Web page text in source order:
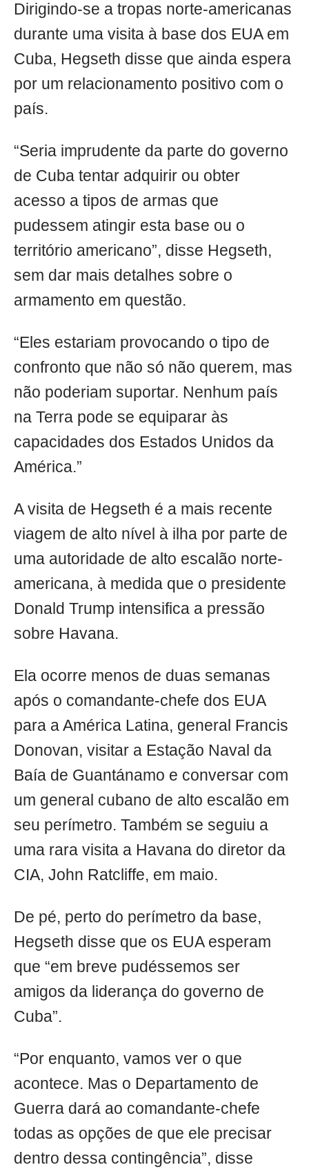
Dirigindo-se a tropas norte-americanas
durante uma visita à base dos EUA em
Cuba, Hegseth disse que ainda espera
por um relacionamento positivo com o
país.
“Seria imprudente da parte do governo
de Cuba tentar adquirir ou obter
acesso a tipos de armas que
pudessem atingir esta base ou o
território americano”, disse Hegseth,
sem dar mais detalhes sobre o
armamento em questão.
“Eles estariam provocando o tipo de
confronto que não só não querem, mas
não poderiam suportar. Nenhum país
na Terra pode se equiparar às
capacidades dos Estados Unidos da
América.”
A visita de Hegseth é a mais recente
viagem de alto nível à ilha por parte de
uma autoridade de alto escalão norte-
americana, à medida que o presidente
Donald Trump intensifica a pressão
sobre Havana.
Ela ocorre menos de duas semanas
após o comandante-chefe dos EUA
para a América Latina, general Francis
Donovan, visitar a Estação Naval da
Baía de Guantánamo e conversar com
um general cubano de alto escalão em
seu perímetro. Também se seguiu a
uma rara visita a Havana do diretor da
CIA, John Ratcliffe, em maio.
De pé, perto do perímetro da base,
Hegseth disse que os EUA esperam
que “em breve pudéssemos ser
amigos da liderança do governo de
Cuba”.
“Por enquanto, vamos ver o que
acontece. Mas o Departamento de
Guerra dará ao comandante-chefe
todas as opções de que ele precisar
dentro dessa contingência”, disse